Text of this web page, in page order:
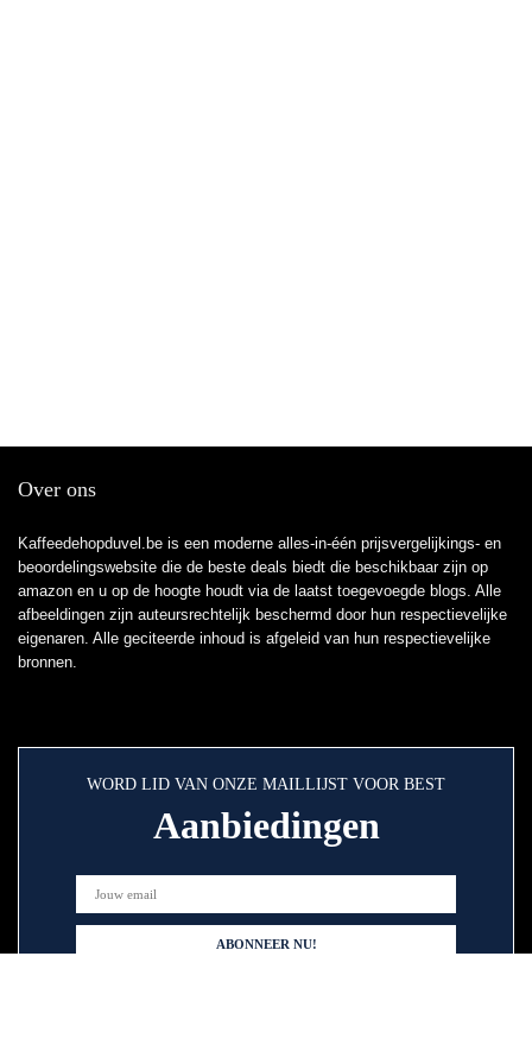
Over ons
Kaffeedehopduvel.be is een moderne alles-in-één prijsvergelijkings- en
beoordelingswebsite die de beste deals biedt die beschikbaar zijn op
amazon en u op de hoogte houdt via de laatst toegevoegde blogs. Alle
afbeeldingen zijn auteursrechtelijk beschermd door hun respectievelijke
eigenaren. Alle geciteerde inhoud is afgeleid van hun respectievelijke
bronnen.
WORD LID VAN ONZE MAILLIJST VOOR BEST
Aanbiedingen